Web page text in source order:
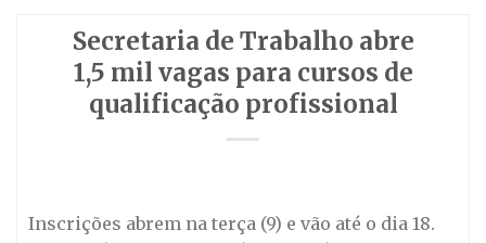
Secretaria de Trabalho abre
1,5 mil vagas para cursos de
qualificação profissional
Inscrições abrem na terça (9) e vão até o dia 18.